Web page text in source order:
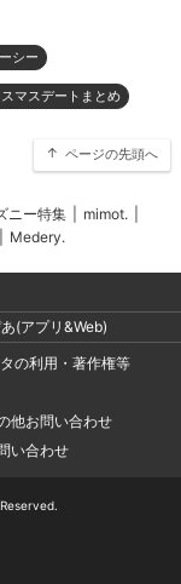
シー
マスデートまとめ
ページの先頭へ
ニー特集 mimot.
Medery.
(アプリ&Web)
の利用・著作権等
他お問い合わせ
い合わせ